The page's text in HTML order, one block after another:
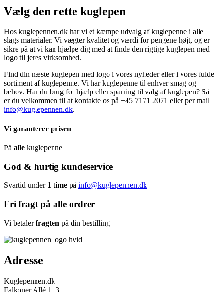
Vælg den rette kuglepen
Hos kuglepennen.dk har vi et kæmpe udvalg af kuglepenne i alle
slags materialer. Vi vægter kvalitet og værdi for pengene højt, og er
sikre på at vi kan hjælpe dig med at finde den rigtige kuglepen med
logo til jeres virksomhed.
Find din næste kuglepen med logo i vores nyheder eller i vores fulde
sortiment af kuglepenne. Vi har kuglepenne til enhver smag og
behov. Har du brug for hjælp eller sparring til valg af kuglepen? Så
er du velkommen til at kontakte os på +45 7171 2071 eller per mail
info@kuglepennen.dk.
Vi garanterer prisen
På alle kuglepenne
God & hurtig kundeservice
Svartid under 1 time på info@kuglepennen.dk
Fri fragt på alle ordrer
Vi betalerfragten på din bestilling
Adresse
Kuglepennen.dk
Falkoner Allé 1, 3.